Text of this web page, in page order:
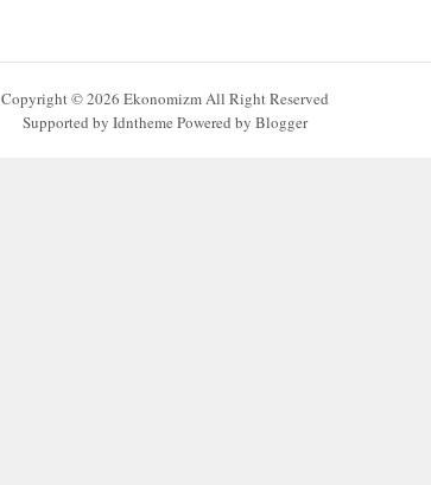
Copyright ©2026 EkonomizmAll Right Reserved
Supported by Idntheme Powered by Blogger